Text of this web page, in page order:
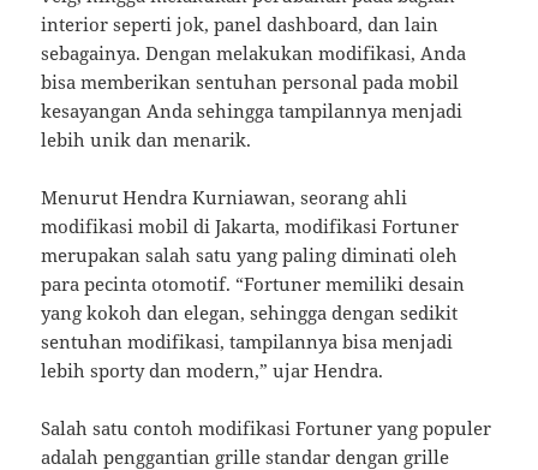
interior seperti jok, panel dashboard, dan lain
sebagainya. Dengan melakukan modifikasi, Anda
bisa memberikan sentuhan personal pada mobil
kesayangan Anda sehingga tampilannya menjadi
lebih unik dan menarik.
Menurut Hendra Kurniawan, seorang ahli
modifikasi mobil di Jakarta, modifikasi Fortuner
merupakan salah satu yang paling diminati oleh
para pecinta otomotif. “Fortuner memiliki desain
yang kokoh dan elegan, sehingga dengan sedikit
sentuhan modifikasi, tampilannya bisa menjadi
lebih sporty dan modern,” ujar Hendra.
Salah satu contoh modifikasi Fortuner yang populer
adalah penggantian grille standar dengan grille